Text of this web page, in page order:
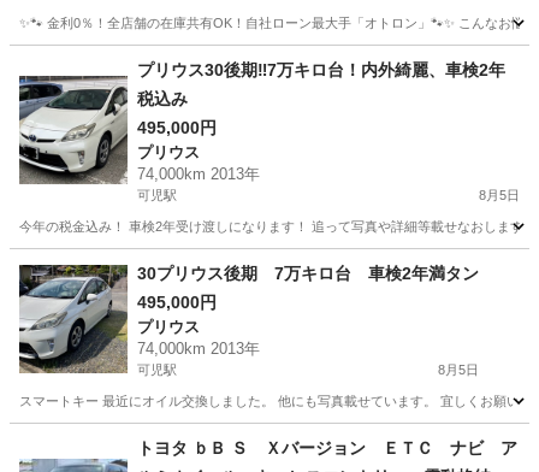
✨🐾 金利0％！全店舗の在庫共有OK！自社ローン最大手「オトロン」🐾✨ こんなお
プリウス 車両
プリウス30後期‼︎7万キロ台！内外綺麗、車検2年
税込み
495,000円
プリウス
74,000km 2013年
可児駅 8月5日
今年の税金込み！ 車検2年受け渡しになります！ 追って写真や詳細等載せなおします
岐阜 可児市 可児駅 プリウス 後期
30プリウス後期 7万キロ台 車検2年満タン
495,000円
プリウス
74,000km 2013年
可児駅 8月5日
スマートキー 最近にオイル交換しました。 他にも写真載せています。 宜しくお願い致
可児駅 プリウス 後期
トヨタ ｂＢ Ｓ Ｘバージョン ＥＴＣ ナビ ア